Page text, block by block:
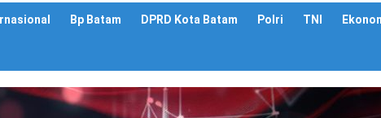
Bp Batam DPRD Kota Batam Polri TNI